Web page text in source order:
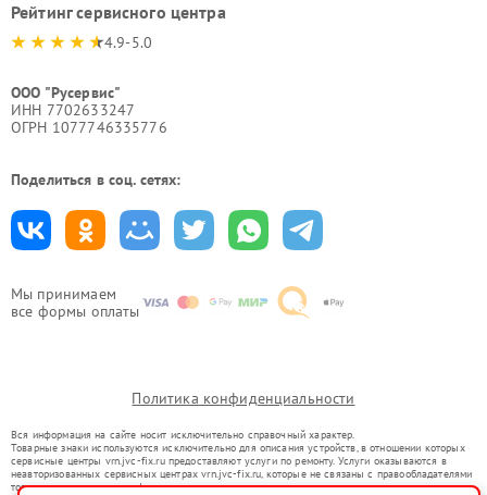
Мы принимаем
все формы оплаты
Рейтинг сервисного центра
4.9-5.0
ООО "Русервис"
ИНН 7702633247
ОГРН 1077746335776
Поделиться в соц. сетях:
Политика конфиденциальности
Вся информация на сайте носит исключительно справочный характер.
Товарные знаки используются исключительно для описания устройств, в отношении которых
сервисные центры vrn.jvc-fix.ru предоставляют услуги по ремонту. Услуги оказываются в
неавторизованных сервисных центрах vrn.jvc-fix.ru, которые не связаны с правообладателями
товарных знаков или их официальными представителями.